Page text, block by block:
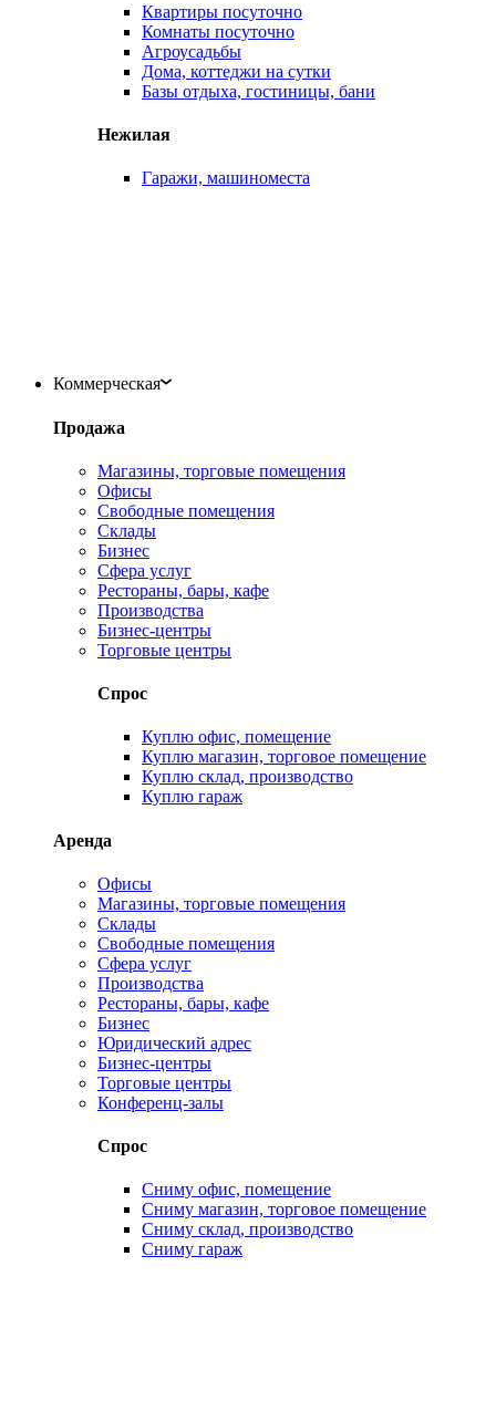
Квартиры посуточно
Комнаты посуточно
Агроусадьбы
Дома, коттеджи на сутки
Базы отдыха, гостиницы, бани
Нежилая
Гаражи, машиноместа
Коммерческая
Продажа
Магазины, торговые помещения
Офисы
Свободные помещения
Склады
Бизнес
Сфера услуг
Рестораны, бары, кафе
Производства
Бизнес-центры
Торговые центры
Спрос
Куплю офис, помещение
Куплю магазин, торговое помещение
Куплю склад, производство
Куплю гараж
Аренда
Офисы
Магазины, торговые помещения
Склады
Свободные помещения
Сфера услуг
Производства
Рестораны, бары, кафе
Бизнес
Юридический адрес
Бизнес-центры
Торговые центры
Конференц-залы
Спрос
Сниму офис, помещение
Сниму магазин, торговое помещение
Сниму склад, производство
Сниму гараж